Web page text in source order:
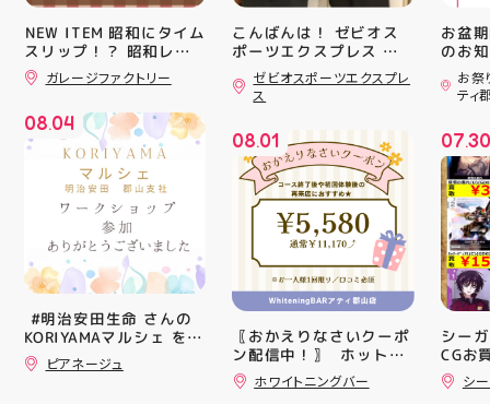
️NEW ITEM️ 昭和にタイム
スリップ！？ 昭和レト
ロサインボード大量入荷
しました！ 今回はお菓
お部屋に飾ればバッチグ
ー #昭和レトロ #アティ
郡山 #福島県 #郡山駅前
#郡山市
ガレージファクトリー
08.04
⁡ #明治安田生命 さんの
KORIYAMAマルシェ を
@hic20240729 HICさ
んにお誘い頂き参加させ
ピアネージュ
こんばんは！ ゼビオス
ポーツエクスプレス ア
ティ郡山です🦭 ・ ★本
日のラジオ★は アシッ
クスからランニングシュ
6」の紹介でした ・ 特
徴としては ☆軽量かつ
反発性に優れた「FF
TURBO SQUARED」を新
搭載し、推進力を向上さ
せました！
☆ASICSGRIPを前足部に
追加し、グリップ力を向
上させました！ ☆市場
トレンドの反発性とクッ
ション性を表したデザイ
ンと優れた通気性を兼ね
備えた「エンジニアード
ウーブンアッパー」を搭
ゼビオスポーツエクスプレ
ス
08.01
〖おかえりなさいクーポ
ン配信中！〗 ⁡ ホットペ
ッパーより通常
￥11,170······▸
ホワイトニングバー
お盆
のお知らせ
用い
ざい
(水)
いたしま
22:00
り
お楽
ご家
人と
お出
屋台
に楽
ビア
思い
皆さ
フ一
てお
お祭
ティ
07.30
シー
CGお
る慈
￥30
シ